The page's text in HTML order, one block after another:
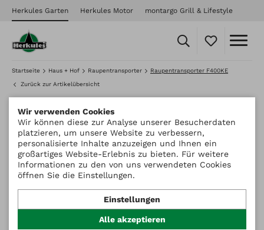
Herkules Garten Herkules Motor montargo Grill & Lifestyle
Startseite Haus + Hof Raupentransporter Raupentransporter F400KE
Zurück zur Artikelübersicht
Wir verwenden Cookies
Wir können diese zur Analyse unserer Besucherdaten
platzieren, um unsere Website zu verbessern,
personalisierte Inhalte anzuzeigen und Ihnen ein
großartiges Website-Erlebnis zu bieten. Für weitere
Informationen zu den von uns verwendeten Cookies
öffnen Sie die Einstellungen.
Einstellungen
Alle akzeptieren